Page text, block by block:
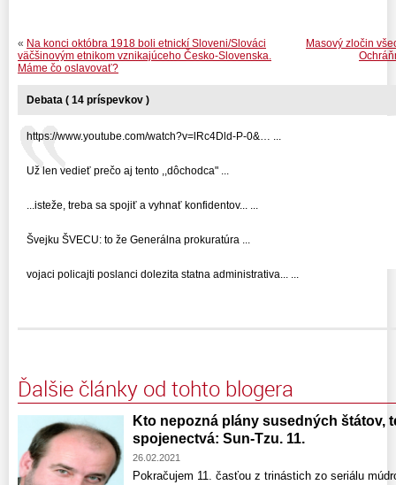
Masový zločin
« Na konci októbra 1918 boli etnickí Sloveni/Slováci
väčšinovým etnikom vznikajúceho Česko-Slovenska.
Máme čo oslavovať?
Debata ( 14 príspevkov )
https://www.youtube.com/watch?v=lRc4Dld-P-0&… ...
Už len vedieť prečo aj tento ,,dôchodca" ...
...isteže, treba sa spojiť a vyhnať konfidentov... ...
Švejku ŠVECU: to že Generálna prokuratúra ...
vojaci policajti poslanci dolezita statna administrativa... ...
Ďalšie články od tohto blogera
Kto nepozná plány susedných štátov,
spojenectvá: Sun-Tzu. 11.
26.02.2021
Pokračujem 11. časťou z trinástich zo seriálu